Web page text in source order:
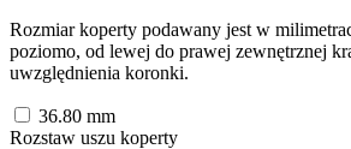
Rozmiar koperty podawany jest w
poziomo, od lewej do prawej zewnętrznej
uwzględnienia koronki.
36.80 mm
Rozstaw uszu koperty